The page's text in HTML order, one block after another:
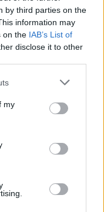
by third parties on the
information may
on the IAB’s List of
disclose it to other
my